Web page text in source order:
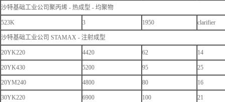
沙特基础工业公司聚丙烯 - 热成型 - 均聚物
523K 3 1950 clarifier
沙特基础工业公司 STAMAX - 注射成型
20YK220 4420 62 14
20YK430 5200 95 25
20YM240 4800 80 16
30YK220 6900 100 21